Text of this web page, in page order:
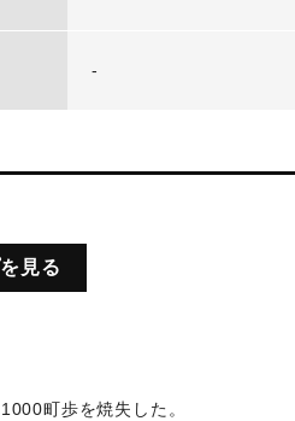
-
見る
町歩を焼失した。